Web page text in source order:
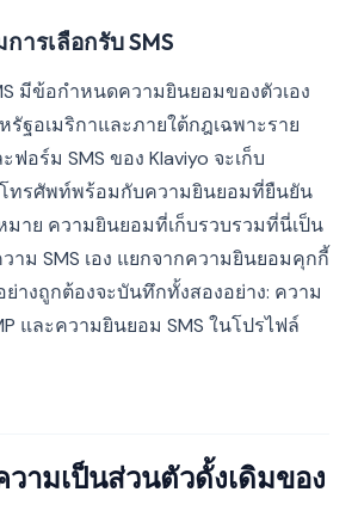
ารเลือกรับ SMS
มีข้อกำหนดความยินยอมของตัวเอง
รัฐอเมริกาและภายใต้กฎเฉพาะราย
ฟอร์ม SMS ของ Klaviyo จะเก็บ
ทรศัพท์พร้อมกับความยินยอมที่ยืนยัน
มาย ความยินยอมที่เก็บรวบรวมที่นี่เป็น
าม SMS เอง แยกจากความยินยอมคุกกี้
างถูกต้องจะบันทึกทั้งสองอย่าง: ความ
และความยินยอม SMS ในโปรไฟล์
ามเป็นส่วนตัวดั้งเดิมของ